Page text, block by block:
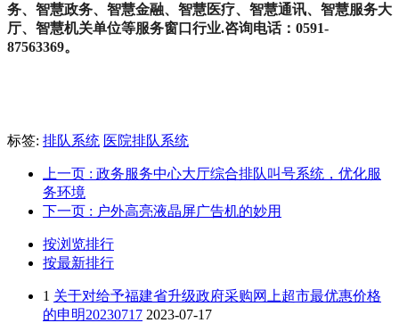
务、智慧政务、智慧金融、智慧医疗、智慧通讯、智慧服务大
厅、智慧机关单位等服务窗口行业.咨询电话：0591-
87563369。
标签: 排队系统 医院排队系统
上一页 : 政务服务中心大厅综合排队叫号系统，优化服
务环境
下一页 : 户外高亮液晶屏广告机的妙用
按浏览排行
按最新排行
1 关于对给予福建省升级政府采购网上超市最优惠价格
的申明20230717 2023-07-17